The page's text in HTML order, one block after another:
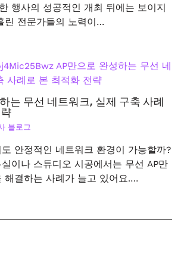
행사의 성공적인 개최 뒤에는 보이지
린 전문가들의 노력이…
는 무선 네트워크, 실제 구축 사례
블로그
안정적인 네트워크 환경이 가능할까?
이나 스튜디오 시공에서는 무선 AP만
해결하는 사례가 늘고 있어요.…